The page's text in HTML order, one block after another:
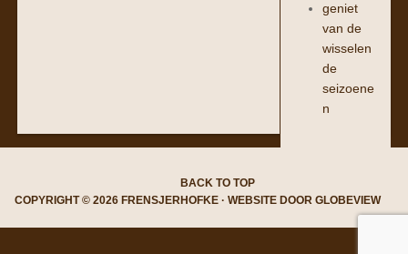
geniet
van de
wisselen
de
seizoene
n
BACK TO TOP
COPYRIGHT © 2026 FRENSJERHOFKE · WEBSITE DOOR GLOBEVIEW